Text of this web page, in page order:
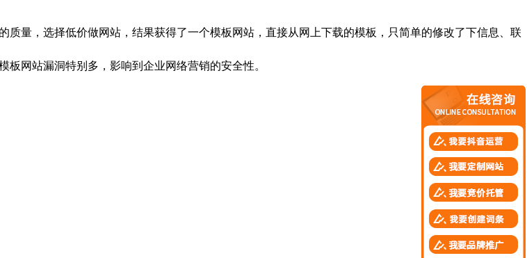
，选择低价做网站，结果获得了一个模板网站，直接从网上下载的模板，只简单的修改了下信息、联
网站漏洞特别多，影响到企业网络营销的安全性。